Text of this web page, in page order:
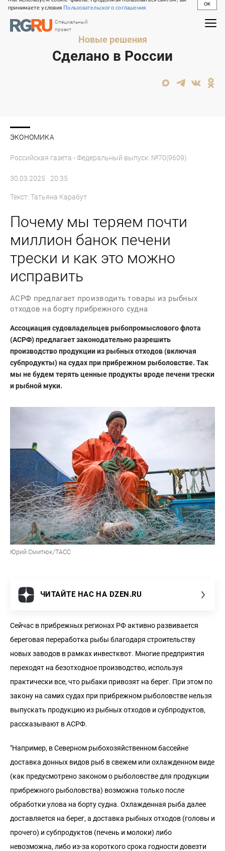
принимаете условия Пользовательского соглашения
OK
Специальный
проект
Сделано в России
Новые решения
ЭКОНОМИКА
Российская газета - Федеральный выпуск: №70(9609)
30.03.2025 20:35
Текст: Татьяна Карабут
Почему мы теряем почти
миллион банок печени
трески и как это можно
исправить
АСРФ предлагает производить товары из рыбных
отходов на борту прибрежного судна
Ассоциация судовладельцев рыбопромыслового флота
(АСРФ) предлагает законодательно разрешить
производство продукции из рыбных отходов (включая
субпродукты) на судах при прибрежном рыболовстве. Так
мы не будем терять ценные продукты вроде печени трески
и рыбной муки.
Юрий Смитюк/ТАСС
ЧИТАЙТЕ НАС НА DZEN.RU
Сейчас в прибрежных регионах РФ активно развивается
береговая переработка рыбы благодаря строительству
новых заводов в рамках инвестквот. Многие предприятия
переходят на безотходное производство, используя
практически все, что рыбаки привозят на берег. При этом по
закону на самих судах при прибрежном рыболовстве нельзя
выпускать продукцию из рыбных отходов и субпродуктов,
рассказывают в АСРФ.
"Например, в Северном рыбохозяйственном бассейне
доставка донных видов рыб в свежем или охлажденном виде
(как предусмотрено законом о рыболовстве для продукции
прибрежного рыболовства) возможна только после
обработки улова на борту судна. Охлажденная рыба далее
доставляется на берег, а доставка рыбных отходов (головы и
прочего) и субпродуктов (печень и молоки) либо
невозможна, либо из-за короткого срока годности довезти